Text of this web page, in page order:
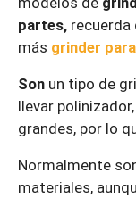
partes, recuerda
más grinder
Son un tipo de
llevar
grandes, por lo
Normalmente
materiales,